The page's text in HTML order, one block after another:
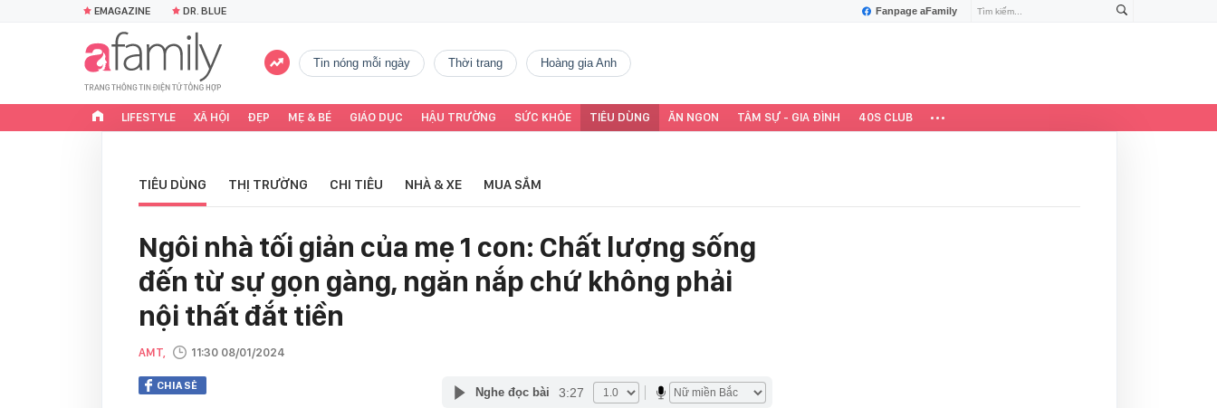
Fanpage aFamily
EMAGAZINE DR. BLUE
tin nóng mỗi ngày thời trang Hoàng gia Anh
LIFESTYLE XÃ HỘI ĐẸP MẸ & BÉ GIÁO DỤC HẬU TRƯỜNG SỨC KHỎE TIÊU DÙNG ĂN NGON TÂM SỰ - GIA ĐÌNH 40S CLUB
TIÊU DÙNG THỊ TRƯỜNG CHI TIÊU NHÀ & XE MUA SẮM
Ngôi nhà tối giản của mẹ 1 con: Chất lượng sống
đến từ sự gọn gàng, ngăn nắp chứ không phải
nội thất đắt tiền
AMT, 11:30 08/01/2024
CHIA SẺ Nghe đọc bài 3:27